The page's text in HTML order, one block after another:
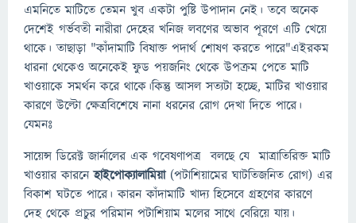
এমনিতে মাটিতে তেমন খুব একটা পুষ্টি উপাদান নেই। তবে অনেক
দেশেই গর্ভবতী নারীরা দেহের খনিজ লবণের অভাব পূরণে এটি খেয়ে
থাকে। তাছাড়া "কাঁদামাটি বিষাক্ত পদার্থ শোষণ করতে পারে"এইরকম
ধারনা থেকেও অনেকেই ফুড পয়জনিং থেকে উপক্রম পেতে মাটি
খাওয়াকে সমর্থন করে থাকে।কিন্তু আসল সত্যটা হচ্ছে, মাটির খাওয়ার
কারণে উল্টো ক্ষেত্রবিশেষে নানা ধরনের রোগ দেখা দিতে পারে।
যেমনঃ
সায়েন্স ডিরেক্ট জার্নালের এক গবেষণাপত্র বলছে যে মাত্রাতিরিক্ত মাটি
খাওয়ার কারনেহাইপোক্যালামিয়া(পটাশিয়ামের ঘাটতিজনিত রোগ) এর
বিকাশ ঘটতে পারে। কারন কাঁদামাটি খাদ্য হিসেবে গ্রহণের কারণে
দেহ থেকে প্রচুর পরিমান পটাশিয়াম মলের সাথে বেরিয়ে যায়।